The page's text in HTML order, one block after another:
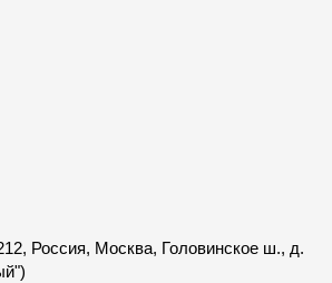
Россия, Москва, Головинское ш., д.